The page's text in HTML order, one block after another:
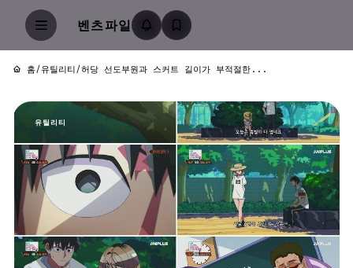
벤츠파일
홈/유틸리티/허당 선도부원과 스커트 길이가 부적절한...
유틸리티